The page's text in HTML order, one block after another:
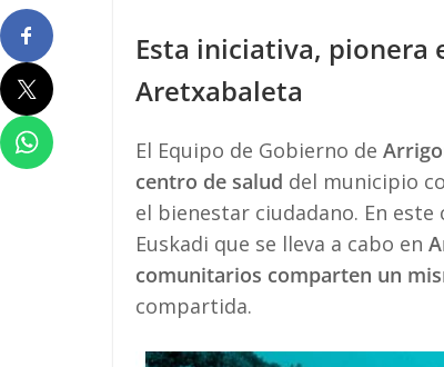
Esta iniciativa, pionera
Aretxabaleta
El Equipo de Gobierno de
centro de salud del municipio
el bienestar ciudadano. En
Euskadi que se lleva a cabo en
comunitarios comparten un
compartida.